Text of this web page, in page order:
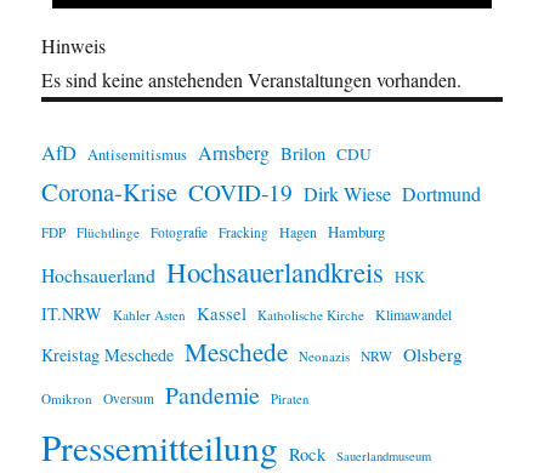
Hinweis
Es sind keine anstehenden Veranstaltungen vorhanden.
AfD Antisemitismus Arnsberg Brilon CDU
Corona-Krise COVID-19 Dirk Wiese Dortmund
FDP Flüchtlinge Fotografie Fracking Hagen Hamburg
Hochsauerland Hochsauerlandkreis HSK
IT.NRW Kahler Asten Kassel Katholische Kirche Klimawandel
Kreistag Meschede Meschede Neonazis NRW Olsberg
Omikron Oversum Pandemie Piraten
Pressemitteilung Rock Sauerlandmuseum